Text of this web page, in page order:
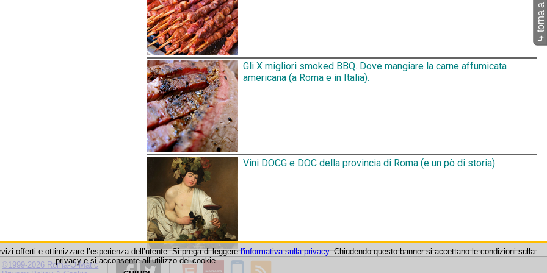
Gli X migliori smoked BBQ. Dove mangiare la carne affumicata
americana (a Roma e in Italia).
Vini DOCG e DOC della provincia di Roma (e un pò di storia).
⤷
©1999-2026 Roma-O-Matic
offerti e ottimizzare l’esperienza dell’utente. Si prega di leggerel'informativa sulla privacy. Chiudendo questo banner si accettano le condizioni sulla
privacy e si acconsente all’utilizzo dei cookie.